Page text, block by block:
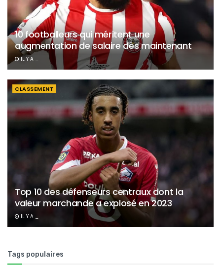
10 footballeurs qui méritent une
augmentation de salaire dès maintenant
IL Y A _
CLASSEMENT
Top 10 des défenseurs centraux dont la
valeur marchande a explosé en 2023
IL Y A _
Tags populaires